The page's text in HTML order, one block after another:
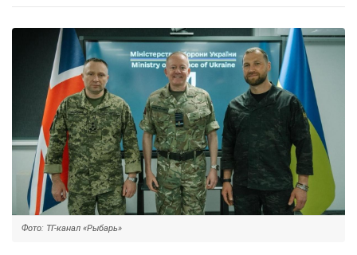
Фото: ТГ-канал «Рыбарь»